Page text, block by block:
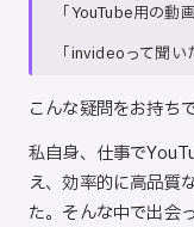
「YouTube用の動
「invideoって聞い
こんな疑問をお持ち
私自身、仕事で
え、効率的に高品質
た。そんな中で出会